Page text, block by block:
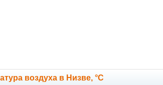
воздуха в Низве, °C